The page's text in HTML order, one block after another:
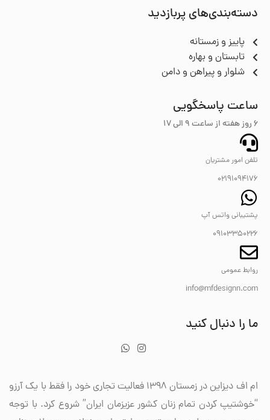
دسته‌بندی‌های پربازدید
پاییز و زمستانه
تابستان و بهاره
شلوار و پیراهن و دامن
ساعت پاسخگویی
6 روز هفته از ساعت ۹ الی 17
تلفن امور مشتریان
02191094176
پشتیبانی واتس آپ
09103350226
روابط عمومی
info@mfdesignn.com
ما را دنبال کنید
ام اف دیزاین در زمستان 1398 فعالیت تجاری خود را فقط با یک آرزو
“خوشتیپ کردن تمام زنان کشور عزیزمان ایران” شروع کرد. با توجه